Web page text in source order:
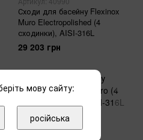
Сходи для басейну Flexinox
Muro Electropolished (4
сходинки), AISI-316L
29 203 грн
мову сайту:
російська